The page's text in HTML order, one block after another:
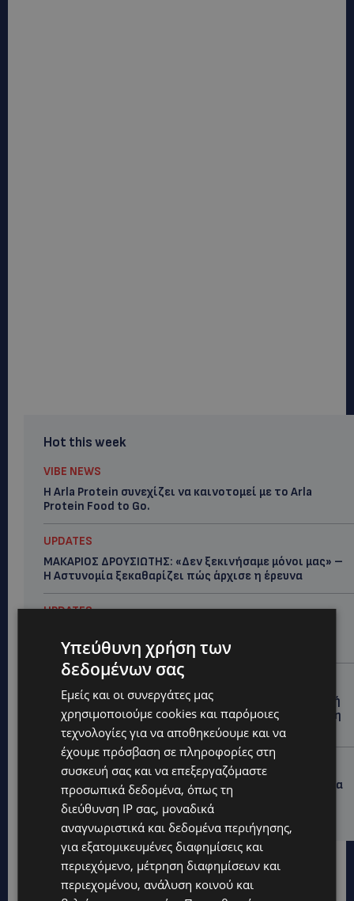
Hot this week
VIBE NEWS
Η Arla Protein συνεχίζει να καινοτομεί με το Arla
Protein Food to Go.
UPDATES
ΜΑΚΑΡΙΟΣ ΔΡΟΥΣΙΩΤΗΣ: «Δεν ξεκινήσαμε μόνοι μας» –
Η Αστυνομία ξεκαθαρίζει πώς άρχισε η έρευνα
UPDATES
αλήθειας» – Όλα ξεκίνησαν για ένα δωμάτιο
UPDATES
ΘΑ ΣΑΛΠΑΡΟΥΜΕ: Δεν σταματά η θαλάσσια επιβατική
σύνδεση Κύπρου – Ελλάδας το 2027-Πότε θα κριθεί η
συνέχεια από το 2028
UPDATES
ΛΕΩΦΟΡΟΣ ΤΣΕΡΙΟΥ: Άνοιξε ο δρόμος, αλλά άρχισαν τα
παράπονα των πολιτών – «Έγινε σωστά ο
σχεδιασμός;»
Υπεύθυνη χρήση των
δεδομένων σας
Εμείς και οι συνεργάτες μας
χρησιμοποιούμε cookies και παρόμοιες
τεχνολογίες για να αποθηκεύουμε και να
έχουμε πρόσβαση σε πληροφορίες στη
συσκευή σας και να επεξεργαζόμαστε
προσωπικά δεδομένα, όπως τη
διεύθυνση IP σας, μοναδικά
αναγνωριστικά και δεδομένα περιήγησης,
για εξατομικευμένες διαφημίσεις και
περιεχόμενο, μέτρηση διαφημίσεων και
περιεχομένου, ανάλυση κοινού και